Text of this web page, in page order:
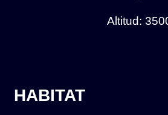
Altitud:
HABITAT